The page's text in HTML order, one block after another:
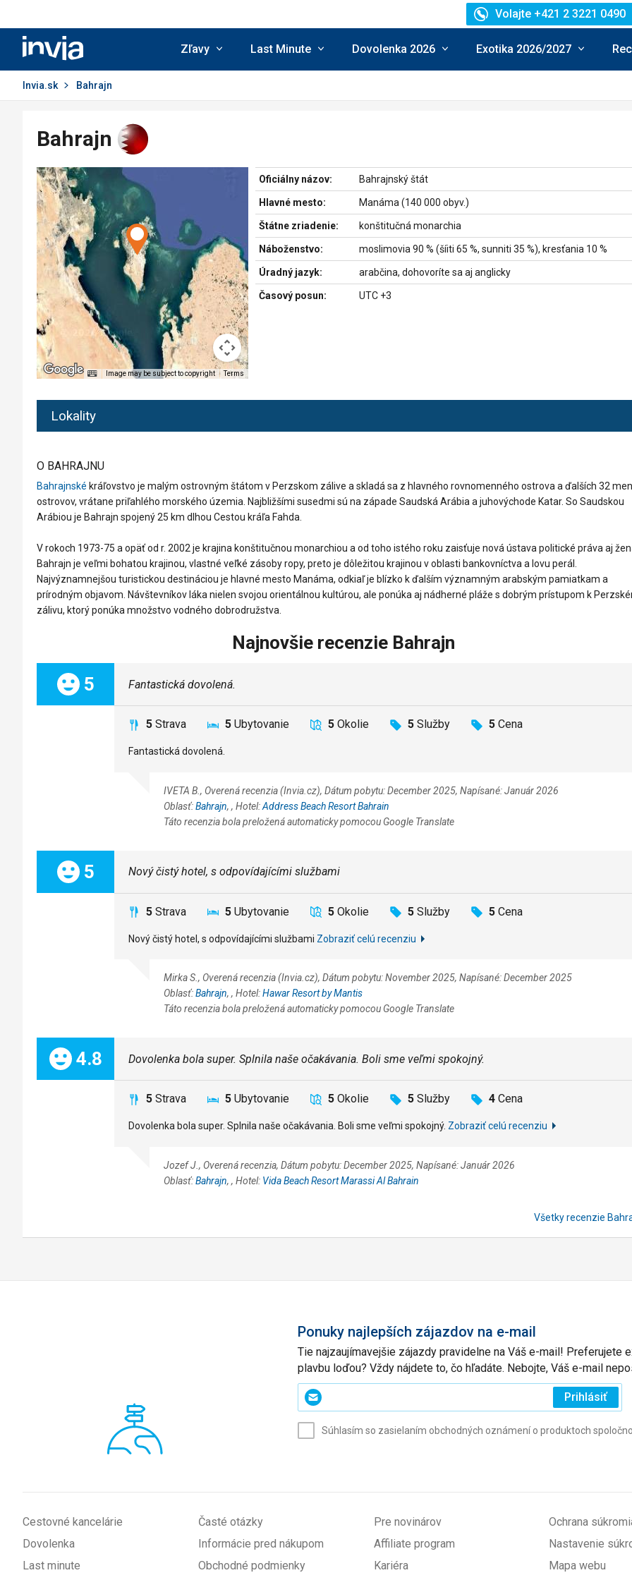
Invia.sk
Volajte +421 2 3221 0490
Zľavy Last Minute Dovolenka 2026 Exotika 2026/2027
Invia.sk Bahrajn
Bahrajn
Image may be subject to copyright Terms
Oficiálny názov: Bahrajnský štát
Hlavné mesto: Manáma (140 000 obyv.)
Štátne zriadenie: konštitučná monarchia
Náboženstvo: moslimovia 90 % (šíiti 65 %, sunniti 35 %), kresťania 10 %
Úradný jazyk: arabčina, dohovoríte sa aj anglicky
Časový posun: UTC +3
Lokality
O BAHRAJNU
Bahrajnské kráľovstvo je malým ostrovným štátom v Perzskom zálive a skladá sa z hlavného rovnomenného ostrova a ďalších 32
ostrovov, vrátane priľahlého morského územia. Najbližšími susedmi sú na západe Saudská Arábia a juhovýchode Katar. So Saudskou
Arábiou je Bahrajn spojený 25 km dlhou Cestou kráľa Fahda.
V rokoch 1973-75 a opäť od r. 2002 je krajina konštitučnou monarchiou a od toho istého roku zaisťuje nová ústava politické práva aj
Bahrajn je veľmi bohatou krajinou, vlastné veľké zásoby ropy, preto je dôležitou krajinou v oblasti bankovníctva a lovu perál.
Najvýznamnejšou turistickou destináciou je hlavné mesto Manáma, odkiaľ je blízko k ďalším významným arabským pamiatkam a
prírodným objavom. Návštevníkov láka nielen svojou orientálnou kultúrou, ale ponúka aj nádherné pláže s dobrým prístupom k
zálivu, ktorý ponúka množstvo vodného dobrodružstva.
Najnovšie recenzie Bahrajn
Celkom:
5 Fantastická dovolená.
5 Strava 5 Ubytovanie 5 Okolie 5 Služby 5 Cena
Fantastická dovolená.
IVETA B., Overená recenzia (Invia.cz), Dátum pobytu: December 2025, Napísané: Január 2026
Oblasť:Bahrajn, , Hotel:Address Beach Resort Bahrain
Táto recenzia bola preložená automaticky pomocou Google Translate
Celkom:
5 Nový čistý hotel, s odpovídajícími službami
5 Strava 5 Ubytovanie 5 Okolie 5 Služby 5 Cena
Nový čistý hotel, s odpovídajícími službami Zobraziť celú recenziu
Mirka S., Overená recenzia (Invia.cz), Dátum pobytu: November 2025, Napísané: December 2025
Oblasť:Bahrajn, , Hotel:Hawar Resort by Mantis
Táto recenzia bola preložená automaticky pomocou Google Translate
Celkom:
4.8 Dovolenka bola super. Splnila naše očakávania. Boli sme veľmi spokojný.
5 Strava 5 Ubytovanie 5 Okolie 5 Služby 4 Cena
Dovolenka bola super. Splnila naše očakávania. Boli sme veľmi spokojný. Zobraziť celú recenziu
Jozef J., Overená recenzia, Dátum pobytu: December 2025, Napísané: Január 2026
Oblasť:Bahrajn, , Hotel: Vida Beach Resort Marassi Al Bahrain
Všetky recenzie
Ponuky najlepších zájazdov na e-mail
Tie najzaujímavejšie zájazdy pravidelne na Váš e-mail! Preferujete
plavbu loďou? Vždy nájdete to, čo hľadáte. Nebojte, Váš e-mail
Zadajte
svoj
Prihlásiť
Súhlasím so zasielaním obchodných oznámení o produktoch
Cestovné kancelárie
Dovolenka
Last minute
Časté otázky
Informácie pred nákupom
Obchodné podmienky
Pre novinárov
Affiliate program
Kariéra
Ochrana
Nastavenie
Mapa webu